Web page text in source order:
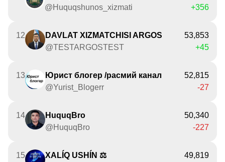
@Huquqshunos_xizmati
+356
12
DAVLAT XIZMATCHISI ARGOS
@TESTARGOSTEST
53,853
+45
13
Юрист блогер /расмий канал
@Yurist_Blogerr
52,815
-27
14
HuquqBro
@HuquqBro
50,340
-227
15
XALÍQ USHÍN ⚖️
49,819